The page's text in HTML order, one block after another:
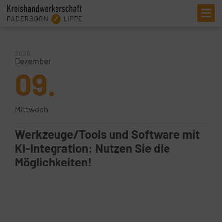
Dezember
09.
Mittwoch
Werkzeuge/Tools und Software mit
KI-Integration: Nutzen Sie die
Möglichkeiten!